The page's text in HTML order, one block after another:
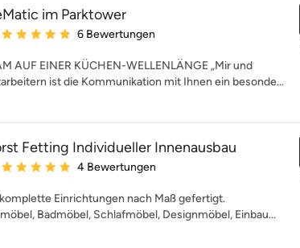
im Parktower
Bewertung: 5 von 5 Sternen
6 Bewertungen
AUF EINER KÜCHEN-WELLENLÄNGE „Mir und
ist die Kommunikation mit Ihnen ein besonde...
Fetting Individueller Innenausbau
Bewertung: 5 von 5 Sternen
4 Bewertungen
Einrichtungen nach Maß gefertigt.
Badmöbel, Schlafmöbel, Designmöbel, Einbau...